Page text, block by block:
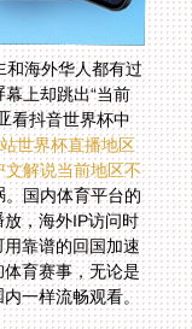
海外华人都有过
上却跳出“当前
看抖音世界杯中
世界杯直播地区
解说当前地区不
国内体育平台的
播放，海外IP访问时
用靠谱的回国加速
体育赛事，无论是
一样流畅观看。